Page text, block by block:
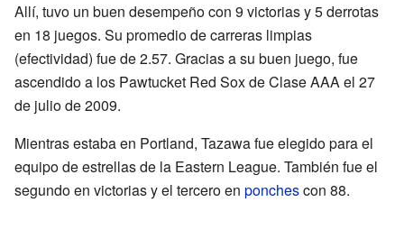
Allí, tuvo un buen desempeño con 9 victorias y 5 derrotas
en 18 juegos. Su promedio de carreras limpias
(efectividad) fue de 2.57. Gracias a su buen juego, fue
ascendido a los Pawtucket Red Sox de Clase AAA el 27
de julio de 2009.
Mientras estaba en Portland, Tazawa fue elegido para el
equipo de estrellas de la Eastern League. También fue el
segundo en victorias y el tercero en ponchescon 88.